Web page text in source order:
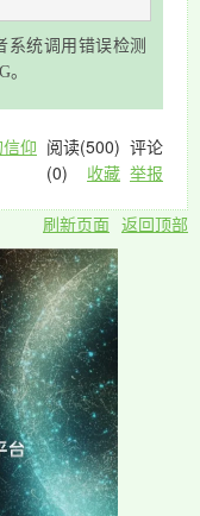
系统调用错误检测
仰 阅读(500) 评论
(0) 收藏 举报
刷新页面 返回顶部